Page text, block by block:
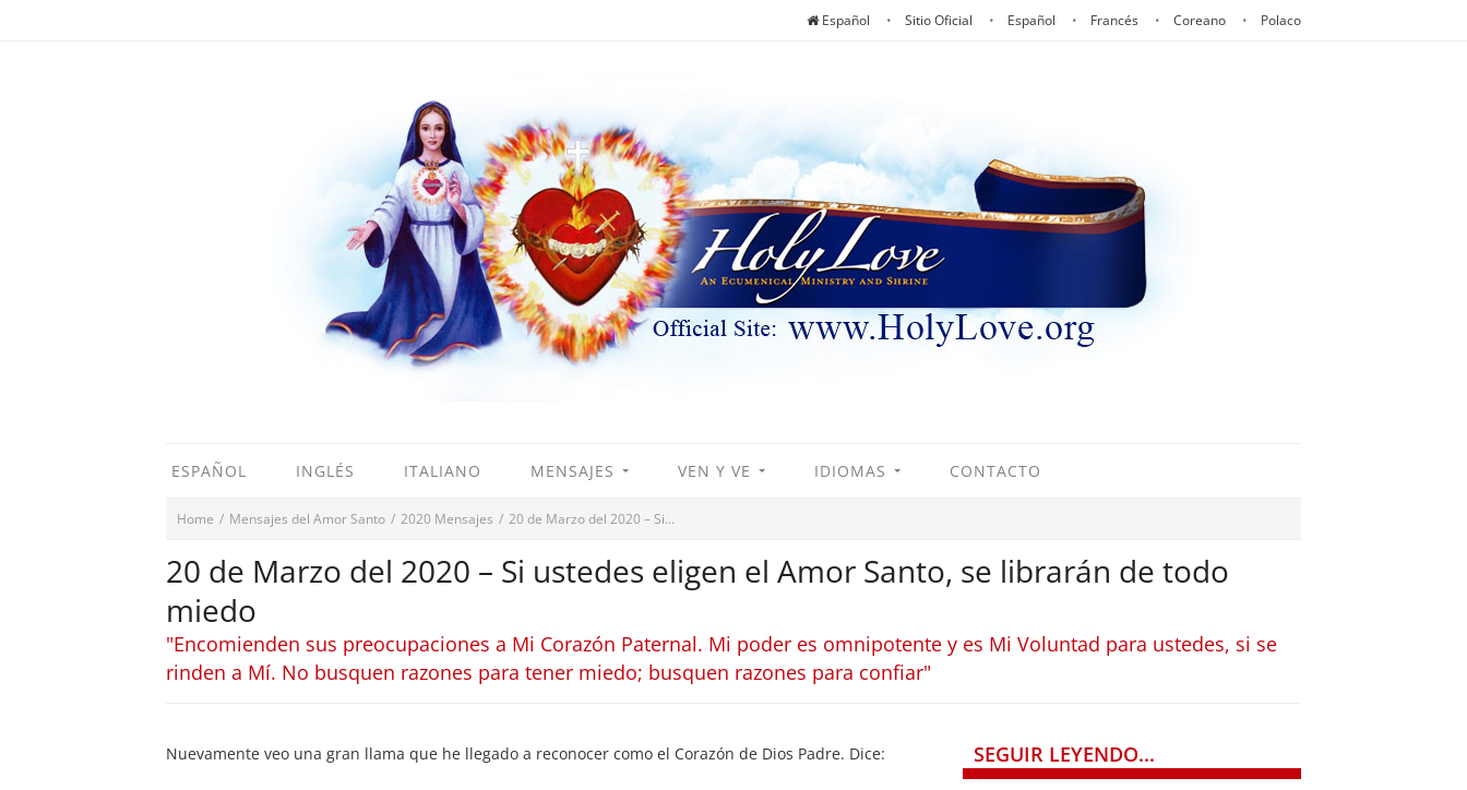
Español Sitio Oficial Español Francés Coreano Polaco
ESPAÑOL INGLÉS ITALIANO MENSAJES VEN Y VE IDIOMAS CONTACTO
Home / Mensajes del Amor Santo / 2020 Mensajes / 20 de Marzo del 2020 – Si...
20 de Marzo del 2020 – Si ustedes eligen el Amor Santo, se librarán de todo
miedo
"Encomienden sus preocupaciones a Mi Corazón Paternal. Mi poder es omnipotente y es Mi Voluntad para ustedes, si se
rinden a Mí. No busquen razones para tener miedo; busquen razones para confiar"
Nuevamente veo una gran llama que he llegado a reconocer como el Corazón de Dios Padre. Dice: SEGUIR LEYENDO...